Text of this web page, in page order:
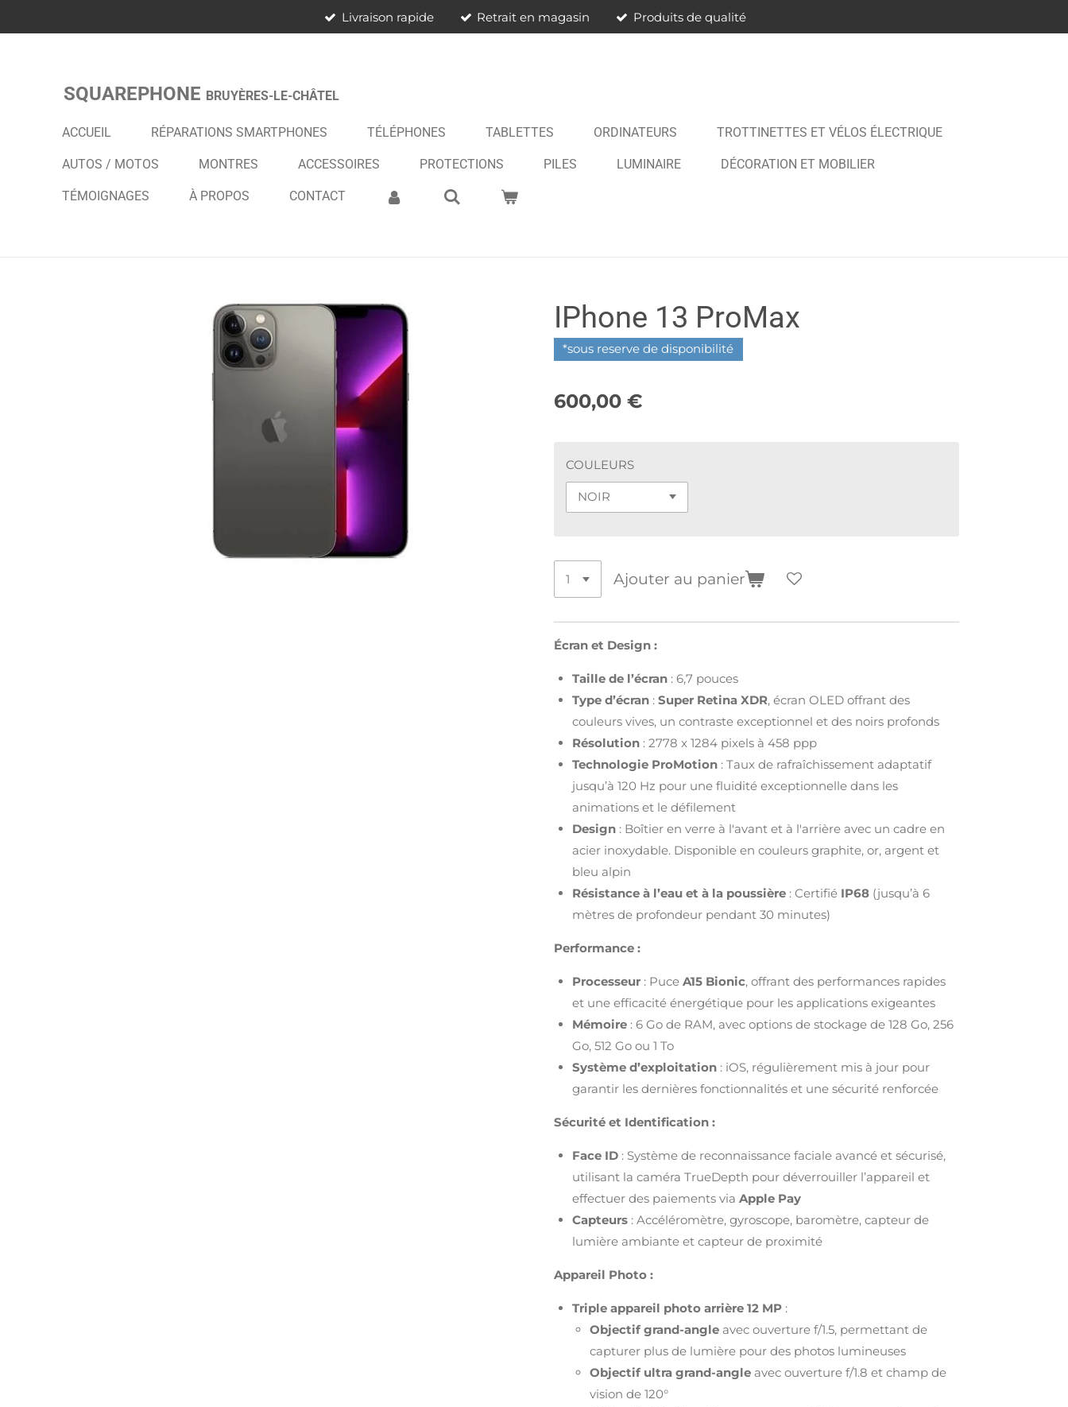
Livraison rapide Retrait en magasin Produits de qualité
SQUAREPHONE BRUYÈRES-LE-CHÂTEL
ACCUEIL RÉPARATIONS SMARTPHONES TÉLÉPHONES TABLETTES ORDINATEURS TROTTINETTES ET VÉLOS ÉLECTRIQUE
AUTOS / MOTOS MONTRES ACCESSOIRES PROTECTIONS PILES LUMINAIRE DÉCORATION ET MOBILIER
TÉMOIGNAGES À PROPOS CONTACT
IPhone 13 ProMax
*sous reserve de disponibilité
600,00 €
COULEURS
Ajouter au panier
Écran et Design :
Taille de l’écran: 6,7 pouces
Type d’écran: Super Retina XDR, écran OLED offrant des
couleurs vives, un contraste exceptionnel et des noirs profonds
Résolution: 2778 x 1284 pixels à 458 ppp
Technologie ProMotion: Taux de rafraîchissement adaptatif
jusqu’à 120 Hz pour une fluidité exceptionnelle dans les
animations et le défilement
Design: Boîtier en verre à l'avant et à l'arrière avec un cadre en
acier inoxydable. Disponible en couleurs graphite, or, argent et
bleu alpin
Résistance à l’eau et à la poussière: Certifié IP68(jusqu’à 6
mètres de profondeur pendant 30 minutes)
Performance :
Processeur: Puce A15 Bionic, offrant des performances rapides
et une efficacité énergétique pour les applications exigeantes
Mémoire: 6 Go de RAM, avec options de stockage de 128 Go, 256
Go, 512 Go ou 1 To
Système d’exploitation: iOS, régulièrement mis à jour pour
garantir les dernières fonctionnalités et une sécurité renforcée
Sécurité et Identification :
Face ID: Système de reconnaissance faciale avancé et sécurisé,
utilisant la caméra TrueDepth pour déverrouiller l’appareil et
effectuer des paiements via Apple Pay
Capteurs: Accéléromètre, gyroscope, baromètre, capteur de
lumière ambiante et capteur de proximité
Appareil Photo :
Triple appareil photo arrière 12 MP:
Objectif grand-angle avec ouverture f/1.5, permettant de
capturer plus de lumière pour des photos lumineuses
Objectif ultra grand-angle avec ouverture f/1.8 et champ de
vision de 120°